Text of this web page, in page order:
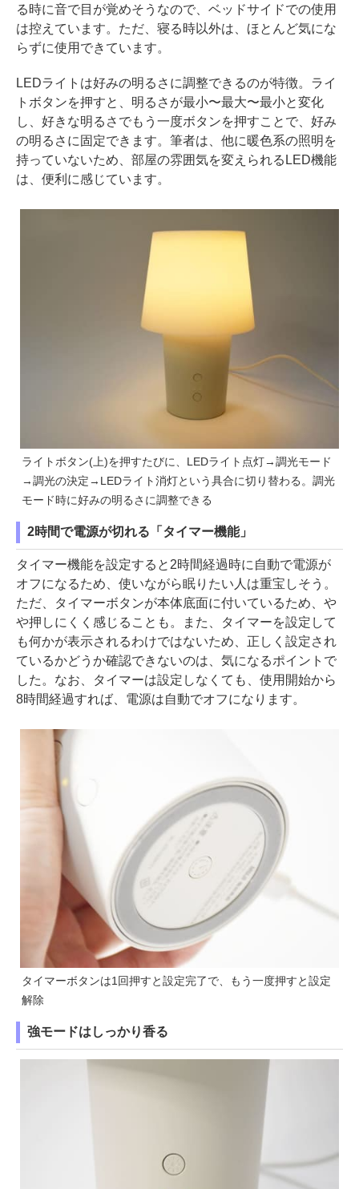
る時に音で目が覚めそうなので、ベッドサイドでの使用
は控えています。ただ、寝る時以外は、ほとんど気にな
らずに使用できています。
LEDライトは好みの明るさに調整できるのが特徴。ライ
トボタンを押すと、明るさが最小〜最大〜最小と変化
し、好きな明るさでもう一度ボタンを押すことで、好み
の明るさに固定できます。筆者は、他に暖色系の照明を
持っていないため、部屋の雰囲気を変えられるLED機能
は、便利に感じています。
ライトボタン(上)を押すたびに、LEDライト点灯→調光モード
→調光の決定→LEDライト消灯という具合に切り替わる。調光
モード時に好みの明るさに調整できる
2時間で電源が切れる「タイマー機能」
タイマー機能を設定すると2時間経過時に自動で電源が
オフになるため、使いながら眠りたい人は重宝しそう。
ただ、タイマーボタンが本体底面に付いているため、や
や押しにくく感じることも。また、タイマーを設定して
も何かが表示されるわけではないため、正しく設定され
ているかどうか確認できないのは、気になるポイントで
した。なお、タイマーは設定しなくても、使用開始から
8時間経過すれば、電源は自動でオフになります。
タイマーボタンは1回押すと設定完了で、もう一度押すと設定
解除
強モードはしっかり香る